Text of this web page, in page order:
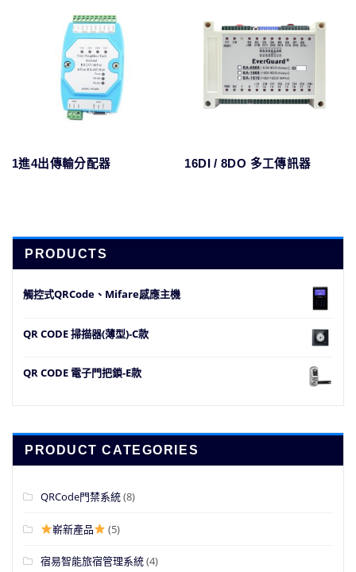
1進4出傳輸分配器 16DI / 8DO 多工傳訊器
PRODUCTS
觸控式QRCode、Mifare感應主機
QR CODE 掃描器(薄型)-C款
QR CODE 電子門把鎖-E款
PRODUCT CATEGORIES
QRCode門禁系統(8)
嶄新產品 (5)
宿易智能旅宿管理系統(4)